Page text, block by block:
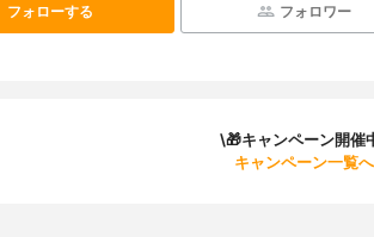
フォローする フォロワー
\🎁キャンペーン開催
キャンペーン一覧へ